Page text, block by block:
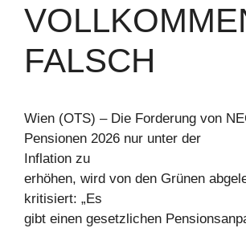
FALSCH
Wien (OTS) – Die Forderung von
Pensionen 2026 nur unter der
Inflation zu
erhöhen, wird von den Grünen
kritisiert: „Es
gibt einen gesetzlichen